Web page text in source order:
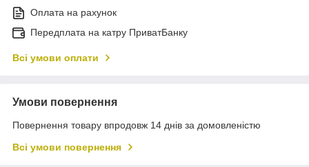
Оплата на рахунок
Передплата на катру ПриватБанку
Всі умови оплати
Умови повернення
Повернення товару впродовж 14 днів за домовленістю
Всі умови повернення